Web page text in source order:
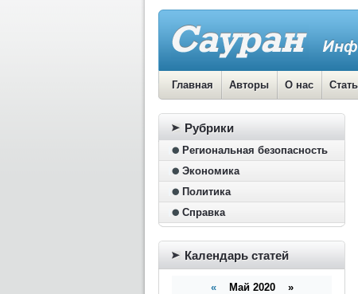
Главная Авторы О нас
Рубрики
Региональная безопасность
Экономика
Политика
Справка
Календарь статей
«Май 2020 »